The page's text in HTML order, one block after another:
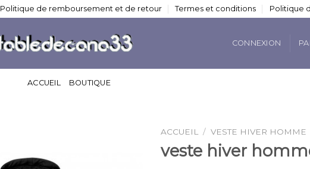
Politique de remboursement et de retour Termes et conditions Politique
CONNEXION
ACCUEIL BOUTIQUE
ACCUEIL / VESTE HIVER HOMME
veste hiver